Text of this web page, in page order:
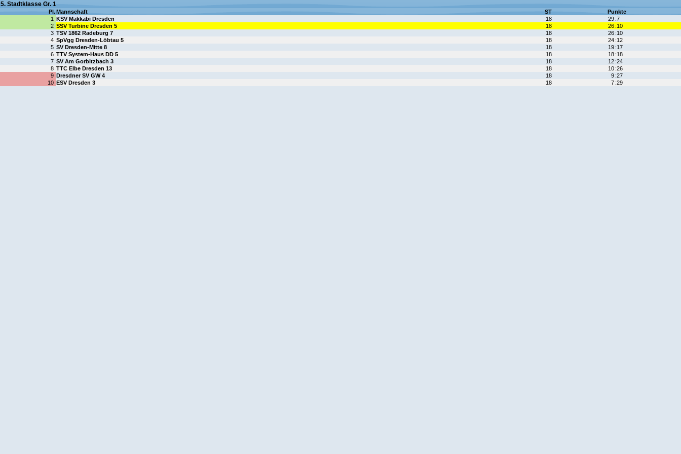
5. Stadtklasse Gr. 1
Pl.Mannschaft ST
Punkte
1 KSV Makkabi Dresden 18 29 :7
2 SSV Turbine Dresden 5 18 26 :10
3 TSV 1862 Radeburg 7 18 26 :10
4 SpVgg Dresden-Löbtau 5 18 24 :12
5 SV Dresden-Mitte 8 18 19 :17
6 TTV System-Haus DD 5 18 18 :18
7 SV Am Gorbitzbach 3 18 12 :24
8 TTC Elbe Dresden 13 18 10 :26
9 Dresdner SV GW 4 18 9 :27
10 ESV Dresden 3 18 7 :29